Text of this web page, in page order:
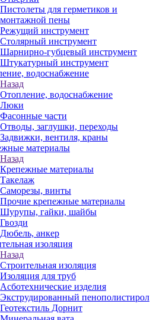
Пистолеты для герметиков и
монтажной пены
Режущий инструмент
Столярный инструмент
Шарнирно-губцевый инструмент
Штукатурный инструмент
водоснабжение
Назад
Отопление, водоснабжение
Люки
Фасонные части
Отводы, заглушки, переходы
Задвижки, вентиля, краны
материалы
Назад
Крепежные материалы
Такелаж
Саморезы, винты
Прочие крепежные материалы
Шурупы, гайки, шайбы
Гвозди
Дюбель, анкер
изоляция
Назад
Строительная изоляция
Изоляция для труб
Асботехнические изделия
Экструдированный пенополистирол
Геотекстиль Дорнит